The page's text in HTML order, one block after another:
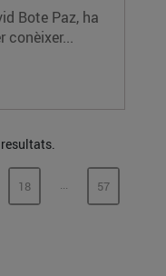
Bote Paz, ha
conèixer...
PÀGINA
18 ...PÀGINESPÀGINA
57